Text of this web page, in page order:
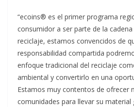
“ecoins® es el primer programa
consumidor a ser parte de la
reciclaje, estamos convencidos de
responsabilidad compartida
enfoque tradicional del reciclaje
ambiental y convertirlo en una
Estamos muy contentos de ofrecer
comunidades para llevar su material